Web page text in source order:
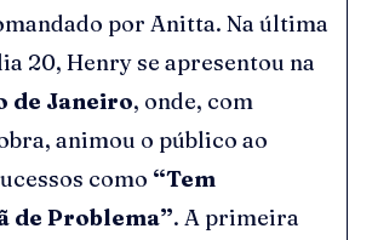
por Anitta. Na última
20, Henry se apresentou na
de Janeiro, onde, com
animou o público ao
como “Tem
de Problema”. A primeira